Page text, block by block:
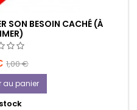
SON BESOIN CACHÉ (À
Prix
base
1,00 €
au panier